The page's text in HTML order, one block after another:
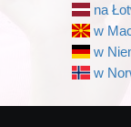
na
w
w
w